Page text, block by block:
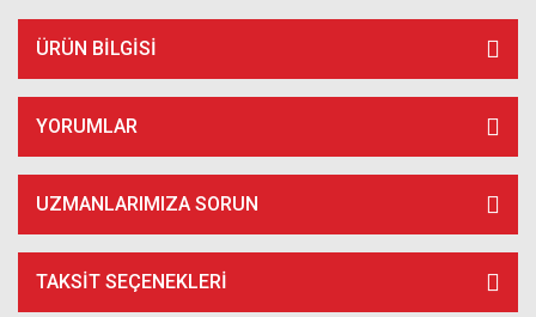
ÜRÜN BILGISI
YORUMLAR
UZMANLARIMIZA SORUN
TAKSIT SEÇENEKLERI